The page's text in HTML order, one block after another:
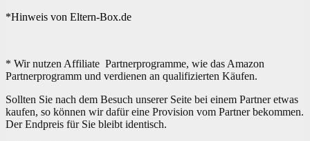
*Hinweis von Eltern-Box.de
* Wir nutzen Affiliate Partnerprogramme, wie das Amazon
Partnerprogramm und verdienen an qualifizierten Käufen.
Sollten Sie nach dem Besuch unserer Seite bei einem Partner etwas
kaufen, so können wir dafür eine Provision vom Partner bekommen.
Der Endpreis für Sie bleibt identisch.